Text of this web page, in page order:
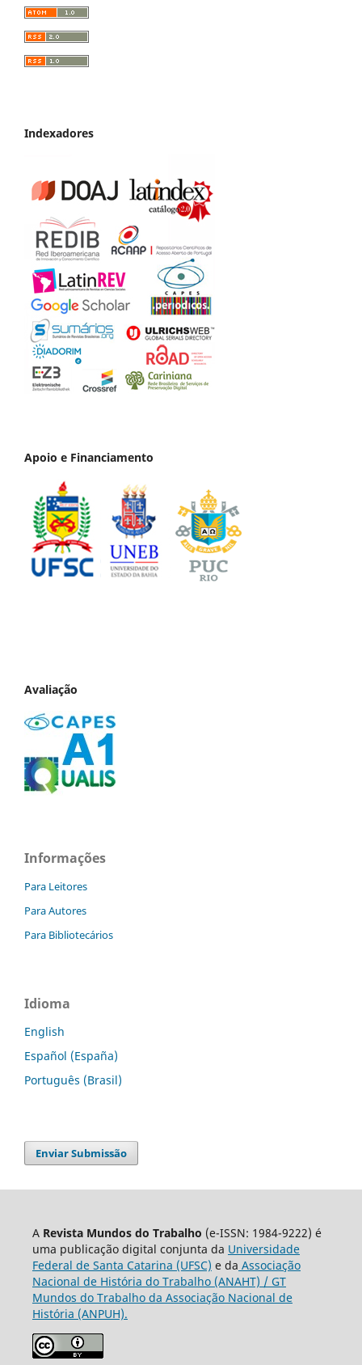
Indexadores
Apoio e Financiamento
Avaliação
Informações
Para Leitores
Para Autores
Para Bibliotecários
Idioma
English
Español (España)
Português (Brasil)
Enviar Submissão
A Revista Mundos do Trabalho (e-ISSN: 1984-9222) é
uma publicação digital conjunta da Universidade
Federal de Santa Catarina (UFSC) e da Associação
Nacional de História do Trabalho (ANAHT) / GT
Mundos do Trabalho da Associação Nacional de
História (ANPUH).